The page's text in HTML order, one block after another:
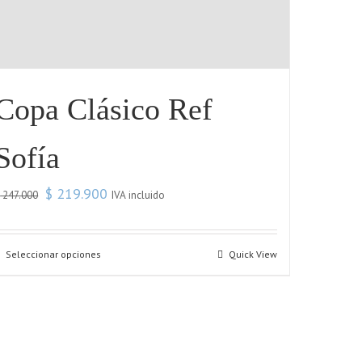
Clásico Ref
247.000 $ 219.900 IVA incluido
Seleccionar opciones Quick View